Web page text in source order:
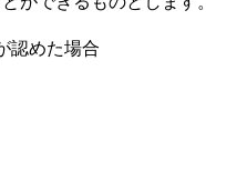
認めた場合